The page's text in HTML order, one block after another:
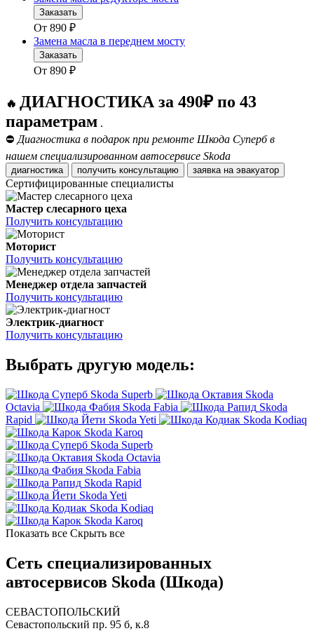
Заказать
От 890 ₽
Замена масла в переднем мосту
Заказать
От 890 ₽
🔥 ДИАГНОСТИКА за 490₽ по 43
параметрам .
⛔ Диагностика в подарок при ремонте Шкода Суперб в
нашем специализированном автосервисе Skoda
диагностика получить консультацию заявка на эвакуатор
Сертифицированные специалисты
Мастер слесарного цеха
Получить консультацию
Моторист
Получить консультацию
Менеджер отдела запчастей
Получить консультацию
Электрик-диагност
Получить консультацию
Выбрать другую модель:
Skoda Superb
Skoda
Octavia
Skoda Fabia
Skoda
Rapid
Skoda Yeti
Skoda Kodiaq
Skoda Karoq
Skoda Superb
Skoda Octavia
Skoda Fabia
Skoda Rapid
Skoda Yeti
Skoda Kodiaq
Skoda Karoq
Показать все Скрыть все
Сеть специализированных
автосервисов Skoda (Шкода)
СЕВАСТОПОЛЬСКИЙ
Севастопольский пр. 95 б, к.8